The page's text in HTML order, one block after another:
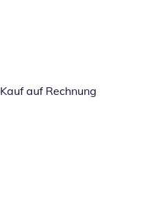
Kauf auf Rechnung